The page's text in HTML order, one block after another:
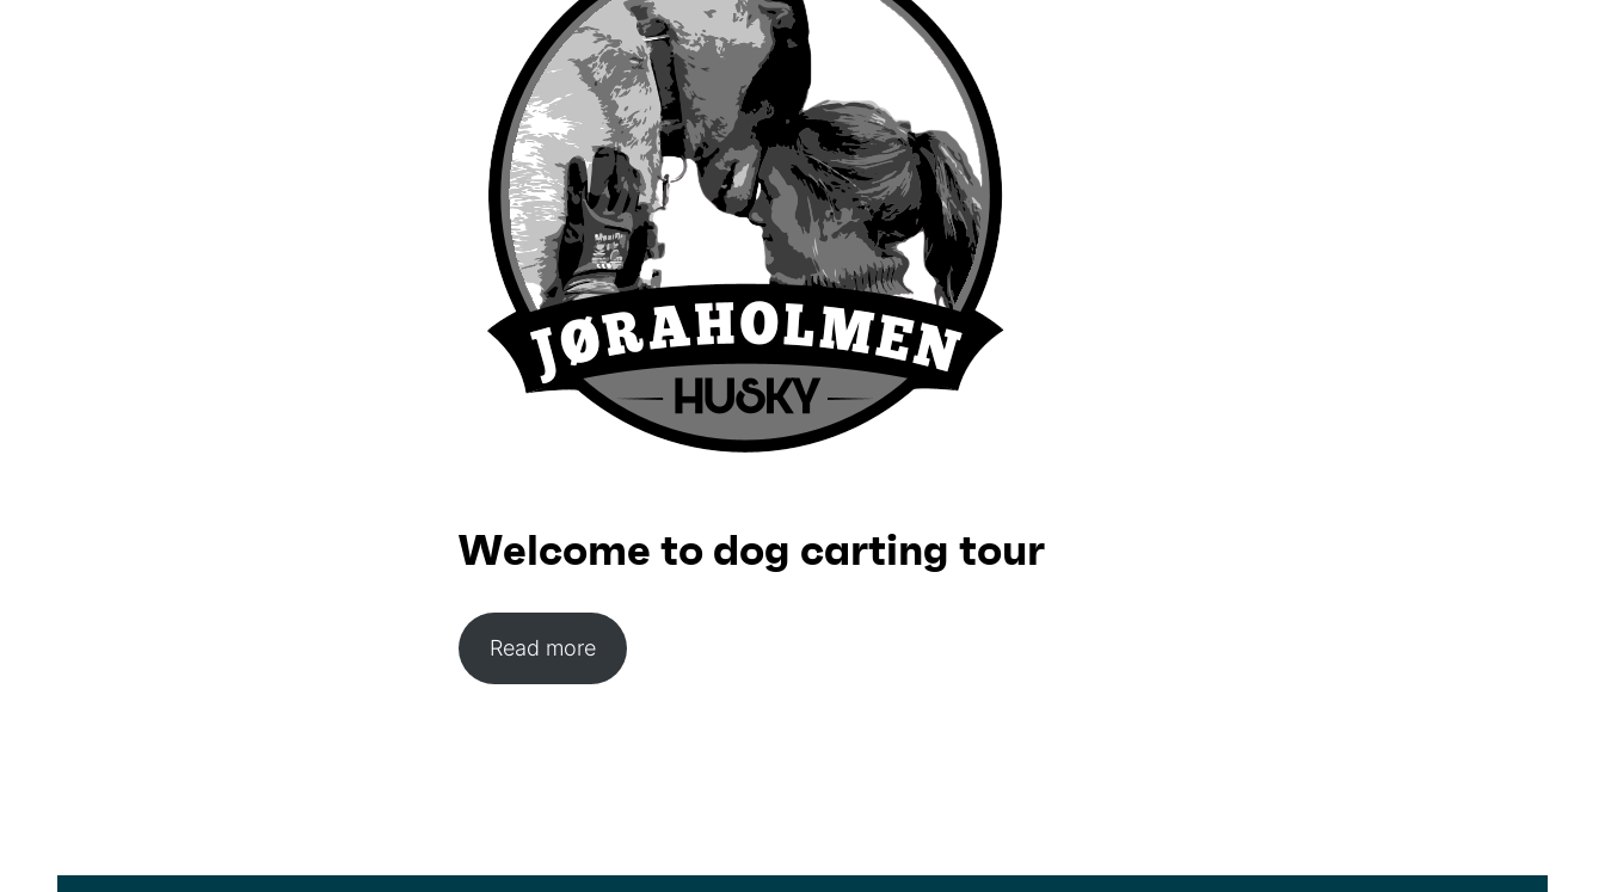
Welcome to dog carting tour
Read more